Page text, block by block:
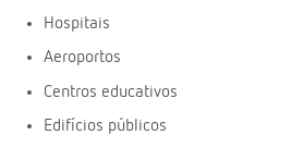
Hospitais
Aeroportos
Centros educativos
Edifícios públicos